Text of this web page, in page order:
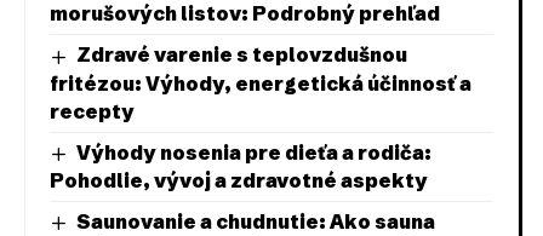
morušových listov: Podrobný prehľad
Zdravé varenie s teplovzdušnou
fritézou: Výhody, energetická účinnosť a
recepty
Výhody nosenia pre dieťa a rodiča:
Pohodlie, vývoj a zdravotné aspekty
Saunovanie a chudnutie: Ako sauna